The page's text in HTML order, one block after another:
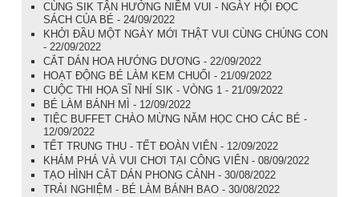
CÙNG SIK TẬN HƯỞNG NIỀM VUI - NGÀY HỘI ĐỌC
SÁCH CỦA BÉ - 24/09/2022
KHỞI ĐẦU MỘT NGÀY MỚI THẬT VUI CÙNG CHÚNG CON
- 22/09/2022
CẮT DÁN HOA HƯỚNG DƯƠNG - 22/09/2022
HOẠT ĐỘNG BÉ LÀM KEM CHUỐI - 21/09/2022
CUỘC THI HỌA SĨ NHÍ SIK - VÒNG 1 - 21/09/2022
BÉ LÀM BÁNH MÌ - 12/09/2022
TIỆC BUFFET CHÀO MỪNG NĂM HỌC CHO CÁC BÉ -
12/09/2022
TẾT TRUNG THU - TẾT ĐOÀN VIÊN - 12/09/2022
KHÁM PHÁ VÀ VUI CHƠI TẠI CÔNG VIÊN - 08/09/2022
TẠO HÌNH CẮT DÁN PHONG CẢNH - 30/08/2022
TRẢI NGHIỆM - BÉ LÀM BÁNH BAO - 30/08/2022